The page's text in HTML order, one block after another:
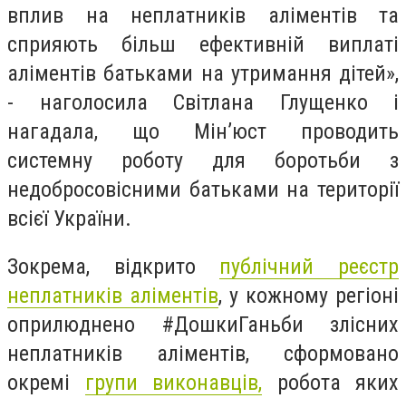
вплив на неплатників аліментів та
сприяють більш ефективній виплаті
аліментів батьками на утримання дітей»,
- наголосила Світлана Глущенко і
нагадала, що Мін’юст проводить
системну роботу для боротьби з
недобросовісними батьками на території
всієї України.
Зокрема, відкрито публічний реєстр
неплатників аліментів, у кожному регіоні
оприлюднено #ДошкиГаньби злісних
неплатників аліментів, сформовано
окремі групи виконавців, робота яких